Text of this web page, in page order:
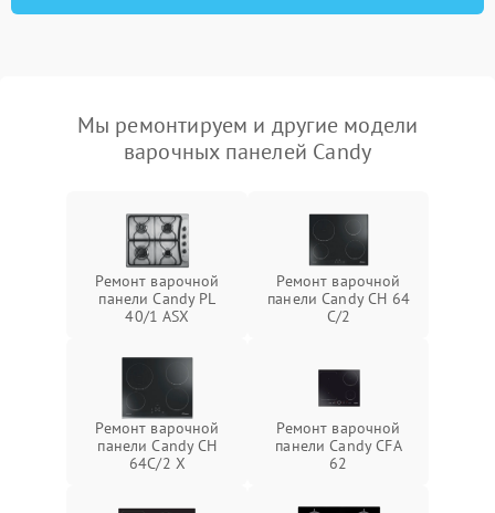
Мы ремонтируем и другие модели
варочных панелей Candy
Ремонт варочной
панели Candy PL
40/1 ASX
Ремонт варочной
панели Candy CH 64
C/2
Ремонт варочной
панели Candy CH
64C/2 X
Ремонт варочной
панели Candy CFA
62